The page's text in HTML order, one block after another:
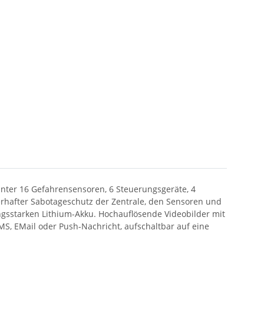
16 Gefahrensensoren, 6 Steuerungsgeräte, 4
Sabotageschutz der Zentrale, den Sensoren und
Lithium-Akku. Hochauflösende Videobilder mit
EMail oder Push-Nachricht, aufschaltbar auf eine